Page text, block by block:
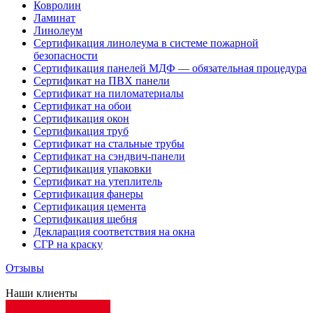
Ковролин
Ламинат
Линолеум
Сертификация линолеума в системе пожарной
безопасности
Сертификация панелей МДФ — обязательная процедура
Сертификат на ПВХ панели
Сертификат на пиломатериалы
Сертификат на обои
Сертификация окон
Сертификация труб
Сертификат на стальные трубы
Сертификат на сэндвич-панели
Сертификация упаковки
Сертификат на утеплитель
Сертификация фанеры
Сертификация цемента
Сертификация щебня
Декларация соответствия на окна
СГР на краску
Отзывы
Наши клиенты